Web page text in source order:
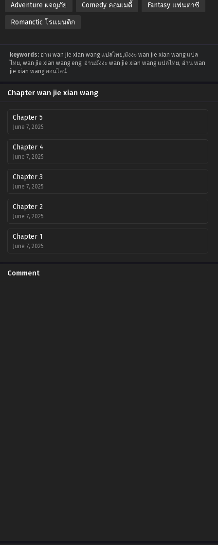
Adventure ผจญภัย
Comedy คอมเมดี้ Fantasy แฟนตาซี
Romanctic โรเเมนติก
keywords: อ่าน wan jie xian wang แปลไทย,มังงะ wan jie xian wang แปล
ไทย, wan jie xian wang eng, อ่านมังงะ wan jie xian wang แปลไทย, อ่าน wan
jie xian wang ออนไลน์
Chapter wan jie xian wang
Chapter 5
June 7, 2025
Chapter 4
June 7, 2025
Chapter 3
June 7, 2025
Chapter 2
June 7, 2025
Chapter 1
June 7, 2025
Comment